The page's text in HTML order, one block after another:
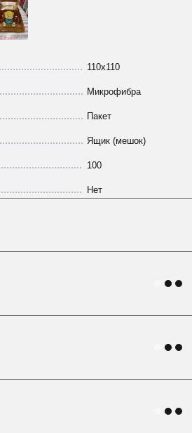
110х110
Микрофибра
Пакет
Ящик (мешок)
100
Нет